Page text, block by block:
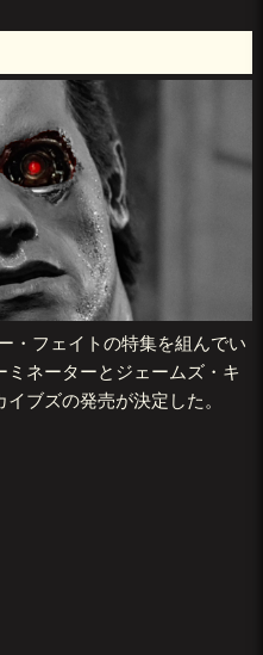
・フェイトの特集を組んでい
ネーターとジェームズ・キ
ブズの発売が決定した。